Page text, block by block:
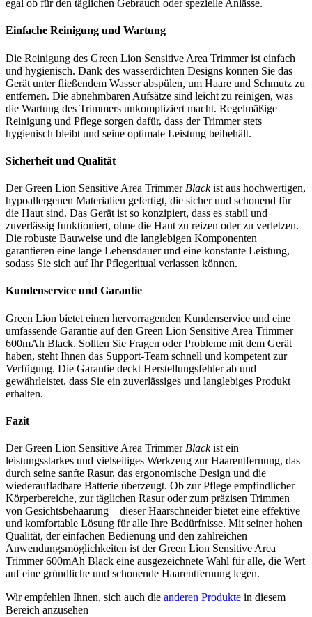
egal ob für den täglichen Gebrauch oder spezielle Anlässe.
Einfache Reinigung und Wartung
Die Reinigung des Green Lion Sensitive Area Trimmer ist einfach
und hygienisch. Dank des wasserdichten Designs können Sie das
Gerät unter fließendem Wasser abspülen, um Haare und Schmutz zu
entfernen. Die abnehmbaren Aufsätze sind leicht zu reinigen, was
die Wartung des Trimmers unkompliziert macht. Regelmäßige
Reinigung und Pflege sorgen dafür, dass der Trimmer stets
hygienisch bleibt und seine optimale Leistung beibehält.
Sicherheit und Qualität
Der Green Lion Sensitive Area TrimmerBlackist aus hochwertigen,
hypoallergenen Materialien gefertigt, die sicher und schonend für
die Haut sind. Das Gerät ist so konzipiert, dass es stabil und
zuverlässig funktioniert, ohne die Haut zu reizen oder zu verletzen.
Die robuste Bauweise und die langlebigen Komponenten
garantieren eine lange Lebensdauer und eine konstante Leistung,
sodass Sie sich auf Ihr Pflegeritual verlassen können.
Kundenservice und Garantie
Green Lion bietet einen hervorragenden Kundenservice und eine
umfassende Garantie auf den Green Lion Sensitive Area Trimmer
600mAh Black. Sollten Sie Fragen oder Probleme mit dem Gerät
haben, steht Ihnen das Support-Team schnell und kompetent zur
Verfügung. Die Garantie deckt Herstellungsfehler ab und
gewährleistet, dass Sie ein zuverlässiges und langlebiges Produkt
erhalten.
Fazit
Der Green Lion Sensitive Area TrimmerBlackist ein
leistungsstarkes und vielseitiges Werkzeug zur Haarentfernung, das
durch seine sanfte Rasur, das ergonomische Design und die
wiederaufladbare Batterie überzeugt. Ob zur Pflege empfindlicher
Körperbereiche, zur täglichen Rasur oder zum präzisen Trimmen
von Gesichtsbehaarung – dieser Haarschneider bietet eine effektive
und komfortable Lösung für alle Ihre Bedürfnisse. Mit seiner hohen
Qualität, der einfachen Bedienung und den zahlreichen
Anwendungsmöglichkeiten ist der Green Lion Sensitive Area
Trimmer 600mAh Black eine ausgezeichnete Wahl für alle, die Wert
auf eine gründliche und schonende Haarentfernung legen.
Wir empfehlen Ihnen, sich auch die anderen Produkte in diesem
Bereich anzusehen